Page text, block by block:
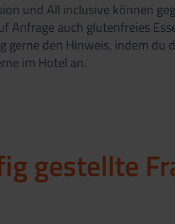
und All inclusive können
Anfrage auch glutenfreies
gerne den Hinweis, indem du
im Hotel an.
gestellte